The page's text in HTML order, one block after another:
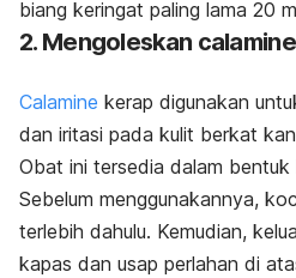
biang keringat paling lama 20
2. Mengoleskan calamine
Calamine kerap digunakan
dan iritasi pada kulit berkat
Obat ini tersedia dalam bentuk
Sebelum menggunakannya,
terlebih dahulu. Kemudian,
kapas dan usap perlahan di